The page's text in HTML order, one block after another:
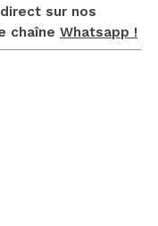
sur nos
chaîne Whatsapp !